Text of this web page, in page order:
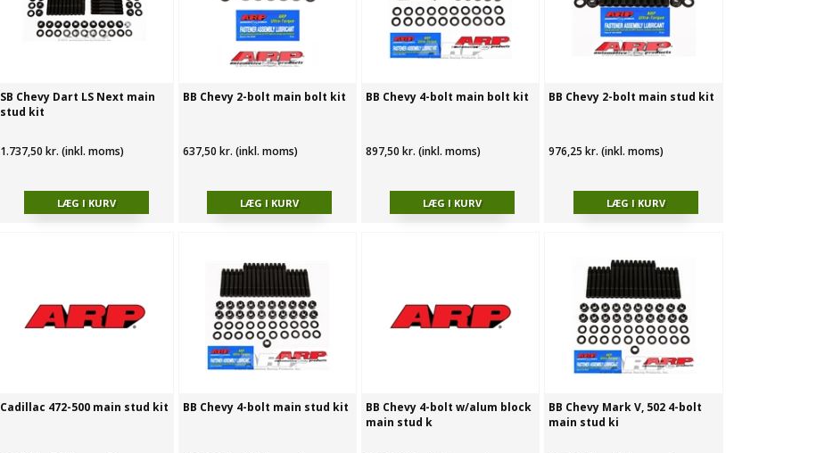
SB Chevy Dart LS Next main
stud kit
1.737,50 kr. (inkl. moms)
BB Chevy 2-bolt main bolt kit
637,50 kr. (inkl. moms)
BB Chevy 4-bolt main bolt kit
897,50 kr. (inkl. moms)
BB Chevy 2-bolt main stud kit
976,25 kr. (inkl. moms)
Cadillac 472-500 main stud kit BB Chevy 4-bolt main stud kit
BB Chevy 4-bolt w/alum block
main stud k
BB Chevy Mark V, 502 4-bolt
main stud ki